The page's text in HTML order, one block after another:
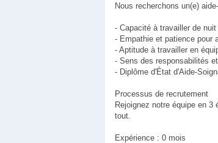
Nous recherchons un(e)
- Capacité à travailler de
- Empathie et patience pour
- Aptitude à travailler en
- Sens des responsabilités
- Diplôme d'État d'Aide-
Processus de recrutement
Rejoignez notre équipe en
tout.
Expérience : 0 mois